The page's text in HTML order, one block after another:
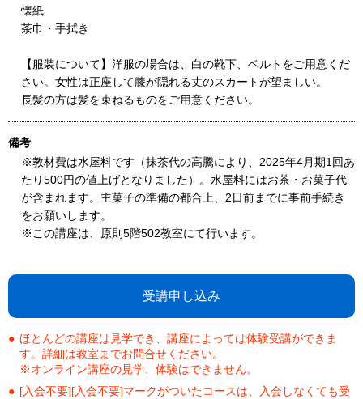
懐紙
茶巾・手拭き
【服装について】洋服の場合は、白の靴下、ベルトをご用意くだ
さい。女性は正座して膝が隠れる丈のスカートが望ましい。
長髪の方は髪を束ねるものをご用意ください。
備考
※教材費は水屋料です（抹茶代の高騰により、2025年4月期1回あ
たり500円の値上げとなりました）。水屋料にはお茶・お菓子代
が含まれます。主菓子の準備の都合上、2日前までに事前手続き
をお願いします。
※この講座は、原則5階502教室にて行います。
受講申し込み
ほとんどの講座は見学でき、講座によっては体験受講ができま
す。詳細は教室までお問合せください。
※オンライン講座の見学、体験はできません。
[入会不要][入会不要]マークがついたコースは、入会しなくても受